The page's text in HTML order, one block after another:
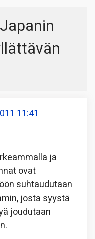
Japanin
11:41
ja
ovat
suhtaudutaan
josta syystä
joudutaan